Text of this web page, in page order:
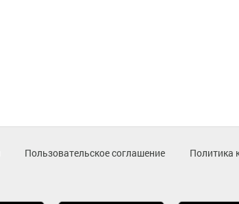
Пользовательское соглашение
Политика